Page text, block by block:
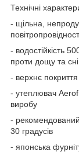
Технічні
- щільна,
- водостійкість
проти дощу та
- верхнє
- утеплювач
виробу
-
30 градусів
- японська